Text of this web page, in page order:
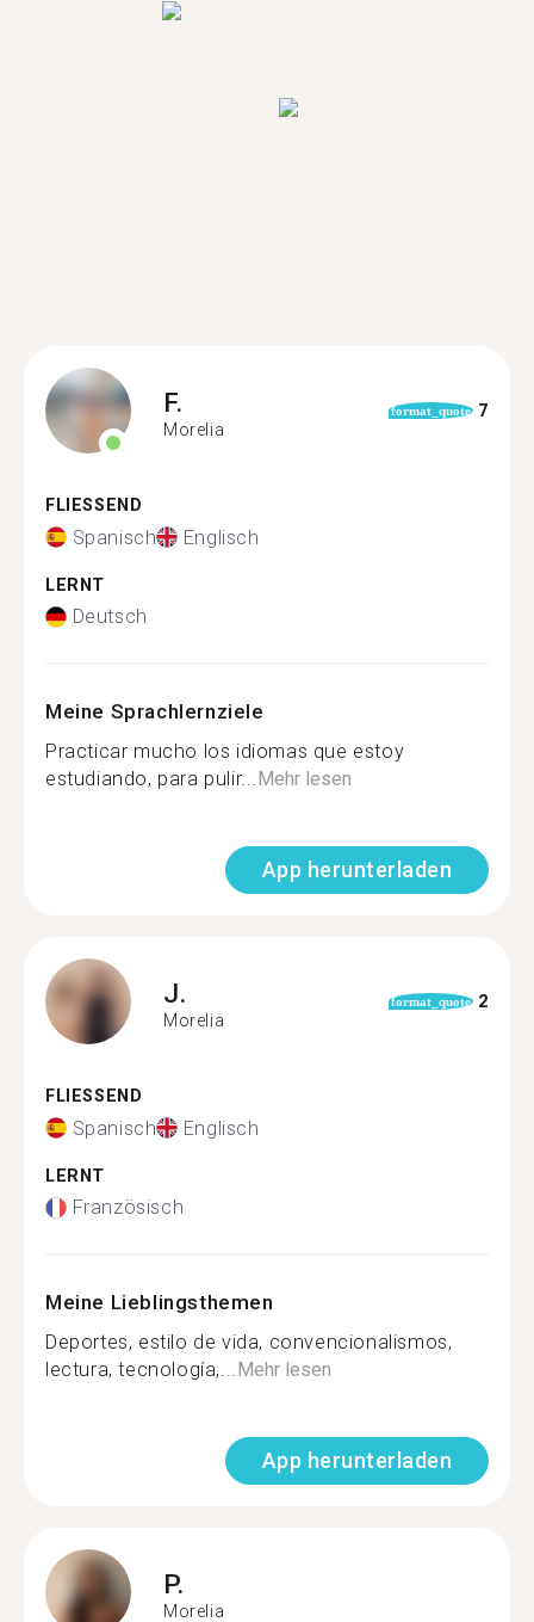
F.
Morelia
format_quote 7
FLIESSEND
Spanisch Englisch
LERNT
Deutsch
Meine Sprachlernziele
Practicar mucho los idiomas que estoy
estudiando, para pulir...Mehr lesen
App herunterladen
J.
Morelia
format_quote 2
FLIESSEND
Spanisch Englisch
LERNT
Französisch
Meine Lieblingsthemen
Deportes, estilo de vida, convencionalismos,
lectura, tecnología,...Mehr lesen
App herunterladen
P.
Morelia